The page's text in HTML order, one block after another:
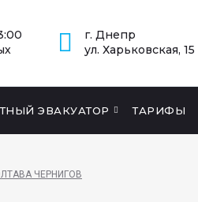
г. Днепр
ул. Харьковская, 15
ЭВАКУАТОР ТАРИФЫ
ЧЕРНИГОВ